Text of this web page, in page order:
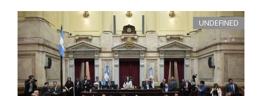
UNDEFINED